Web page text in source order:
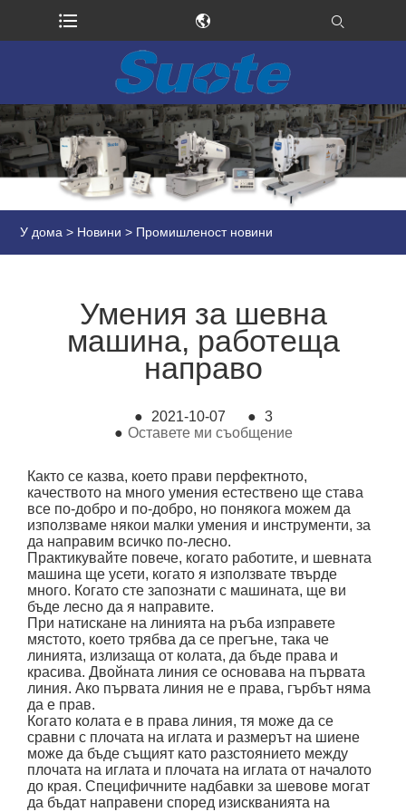
У дома > Новини > Промишленост новини
Умения за шевна
машина, работеща
направо
● 2021-10-07 ● 3
● Оставете ми съобщение
Както се казва, което прави перфектното,
качеството на много умения естествено ще става
все по-добро и по-добро, но понякога можем да
използваме някои малки умения и инструменти, за
да направим всичко по-лесно.
Практикувайте повече, когато работите, и шевната
машина ще усети, когато я използвате твърде
много. Когато сте запознати с машината, ще ви
бъде лесно да я направите.
При натискане на линията на ръба изправете
мястото, което трябва да се прегъне, така че
линията, излизаща от колата, да бъде права и
красива. Двойната линия се основава на първата
линия. Ако първата линия не е права, гърбът няма
да е прав.
Когато колата е в права линия, тя може да се
сравни с плочата на иглата и размерът на шиене
може да бъде същият като разстоянието между
плочата на иглата и плочата на иглата от началото
до края. Специфичните надбавки за шевове могат
да бъдат направени според изискванията на